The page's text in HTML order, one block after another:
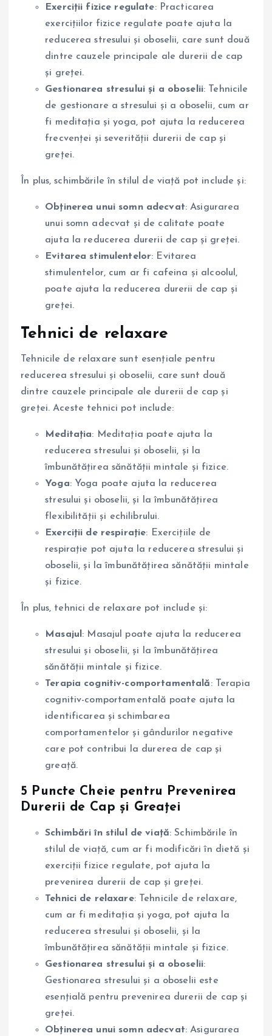
Exerciții fizice regulate: Practicarea
exercițiilor fizice regulate poate ajuta la
reducerea stresului și oboselii, care sunt două
dintre cauzele principale ale durerii de cap
și greței.
Gestionarea stresului și a oboselii: Tehnicile
de gestionare a stresului și a oboselii, cum ar
fi meditația și yoga, pot ajuta la reducerea
frecvenței și severității durerii de cap și
greței.
În plus, schimbările în stilul de viață pot include și:
Obținerea unui somn adecvat: Asigurarea
unui somn adecvat și de calitate poate
ajuta la reducerea durerii de cap și greței.
Evitarea stimulentelor: Evitarea
stimulentelor, cum ar fi cafeina și alcoolul,
poate ajuta la reducerea durerii de cap și
greței.
Tehnici de relaxare
Tehnicile de relaxare sunt esențiale pentru
reducerea stresului și oboselii, care sunt două
dintre cauzele principale ale durerii de cap și
greței. Aceste tehnici pot include:
Meditația: Meditația poate ajuta la
reducerea stresului și oboselii, și la
îmbunătățirea sănătății mintale și fizice.
Yoga: Yoga poate ajuta la reducerea
stresului și oboselii, și la îmbunătățirea
flexibilității și echilibrului.
Exerciții de respirație: Exercițiile de
respirație pot ajuta la reducerea stresului și
oboselii, și la îmbunătățirea sănătății mintale
și fizice.
În plus, tehnici de relaxare pot include și:
Masajul : Masajul poate ajuta la reducerea
stresului și oboselii, și la îmbunătățirea
sănătății mintale și fizice.
Terapia cognitiv-comportamentală: Terapia
cognitiv-comportamentală poate ajuta la
identificarea și schimbarea
comportamentelor și gândurilor negative
care pot contribui la durerea de cap și
greață.
5 Puncte Cheie pentru Prevenirea
Durerii de Cap și Greaței
Schimbări în stilul de viață: Schimbările în
stilul de viață, cum ar fi modificări în dietă și
exerciții fizice regulate, pot ajuta la
prevenirea durerii de cap și greței.
Tehnici de relaxare: Tehnicile de relaxare,
cum ar fi meditația și yoga, pot ajuta la
reducerea stresului și oboselii, și la
îmbunătățirea sănătății mintale și fizice.
Gestionarea stresului și a oboselii:
Gestionarea stresului și a oboselii este
esențială pentru prevenirea durerii de cap și
greței.
Obținerea unui somn adecvat: Asigurarea